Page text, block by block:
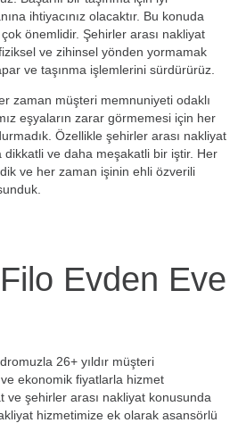
ihtiyacınız olacaktır. Bu konuda
önemlidir. Şehirler arası nakliyat
ve zihinsel yönden yormamak
ve taşınma işlemlerini sürdürürüz.
zaman müşteri memnuniyeti odaklı
eşyaların zarar görmemesi için her
Özellikle şehirler arası nakliyat
ve daha meşakatli bir iştir. Her
ve her zaman işinin ehli özverili
Evden Eve
26+ yıldır müşteri
ekonomik fiyatlarla hizmet
ve şehirler arası nakliyat konusunda
hizmetimize ek olarak asansörlü